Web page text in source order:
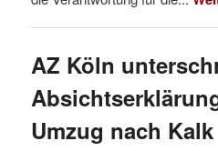
AZ Köln
Umzug nach Kalk